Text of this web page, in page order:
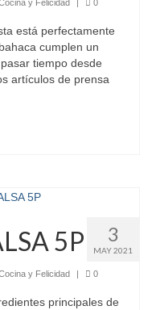
y Felicidad | 0
está perfectamente
cumplen un
tiempo desde
artículos de prensa
3
MAY 2021
5P
y Felicidad | 0
principales de